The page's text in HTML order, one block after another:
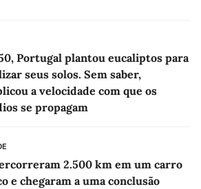
Portugal plantou eucaliptos para
seus solos. Sem saber,
a velocidade com que os
se propagam
2.500 km em um carro
e chegaram a uma conclusão